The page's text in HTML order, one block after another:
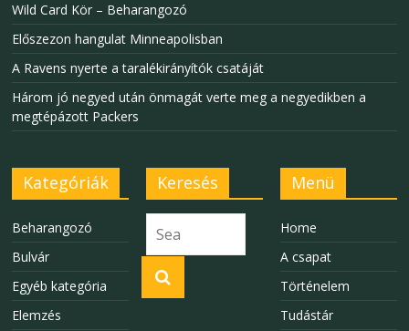
Wild Card Kör – Beharangozó
Előszezon hangulat Minneapolisban
A Ravens nyerte a taralékirányítók csatáját
Három jó negyed után önmagát verte meg a negyedikben a
megtépázott Packers
Kategóriák
Beharangozó
Bulvár
Egyéb kategória
Elemzés
Keresés Menü
Home
A csapat
Történelem
Tudástár